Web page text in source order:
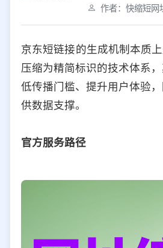
选择防红平台类型，避免链接被拦截
平台设置
iOS Android PC
选择允许访问的平台类型
作者：快缩短网
京东短链接的生成机制本质
压缩为精简标识的技术体系
低传播门槛、提升用户体验
供数据支撑。
官方服务路径